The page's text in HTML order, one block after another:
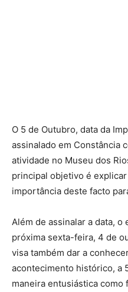
O 5 de Outubro, data da
assinalado em Constância
atividade no Museu dos
principal objetivo é
importância deste facto
Além de assinalar a data,
próxima sexta-feira, 4 de
visa também dar a
acontecimento histórico, a
maneira entusiástica